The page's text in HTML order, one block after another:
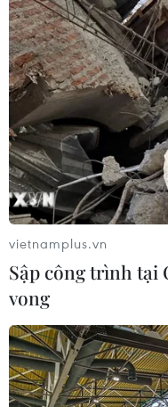
Hà Tĩnh: Khởi
viên lừa đảo
03/07/2025 03:28
Nguyễn Đình Hiếu
Bắc Trung Bộ, Tạp chí
Đặng Thành Vinh lừa
số tiền lên đến 1,2 tỷ
vietnamplus.vn
Sập công trình tại
vong